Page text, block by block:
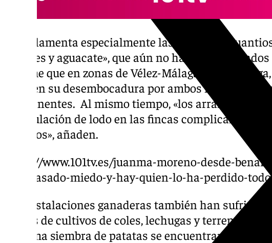
Asaja lamenta especialmente las «pérdidas
limones y aguacate», que aún no han sido
Se teme que en zonas de Vélez-Málaga como la
el río en su desembocadura por ambos márgenes,
permanentes. Al mismo tiempo, «los arranques de
acumulación de lodo en las fincas complican la
terrenos», añaden.
https://www.101tv.es/juanma-moreno-desde-
han-pasado-miedo-y-hay-quien-lo-ha-perdido-todo/
Las instalaciones ganaderas también han sufrido
Fincas de cultivos de coles, lechugas y terrenos
próxima siembra de patatas se encuentran